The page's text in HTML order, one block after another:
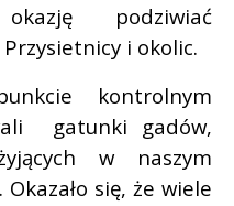
podziwiać
i okolic.
kontrolnym
gatunki gadów,
w naszym
się, że wiele